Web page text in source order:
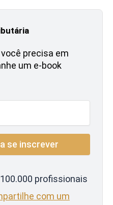
precisa em
um e-book
profissionais
com um